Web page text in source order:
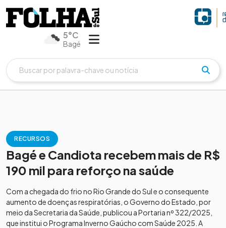
5°C
Bagé
RECURSOS
Bagé e Candiota recebem mais de R$
190 mil para reforço na saúde
Com a chegada do frio no Rio Grande do Sul e o consequente
aumento de doenças respiratórias, o Governo do Estado, por
meio da Secretaria da Saúde, publicou a Portaria nº 322/2025,
que institui o Programa Inverno Gaúcho com Saúde 2025. A